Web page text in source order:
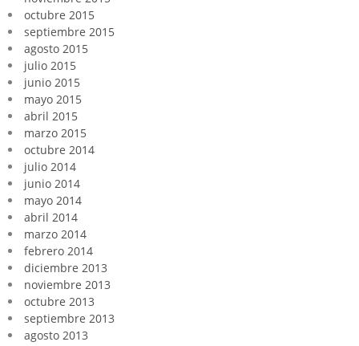
octubre 2015
septiembre 2015
agosto 2015
julio 2015
junio 2015
mayo 2015
abril 2015
marzo 2015
octubre 2014
julio 2014
junio 2014
mayo 2014
abril 2014
marzo 2014
febrero 2014
diciembre 2013
noviembre 2013
octubre 2013
septiembre 2013
agosto 2013